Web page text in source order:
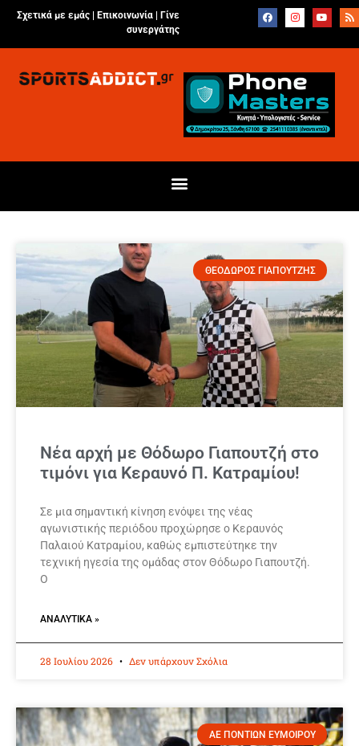
Σχετικά με εμάς | Επικοινωνία
Γίνε
συνεργάτης
ΘΕΟΔΩΡΟΣ ΓΙΑΠΟΥΤΖΗΣ
Νέα αρχή με Θόδωρο Γιαπουτζή στο
τιμόνι για Κεραυνό Π. Κατραμίου!
Σε μια σημαντική κίνηση ενόψει της νέας
αγωνιστικής περιόδου προχώρησε ο Κεραυνός
Παλαιού Κατραμίου, καθώς εμπιστεύτηκε την
τεχνική ηγεσία της ομάδας στον Θόδωρο Γιαπουτζή.
Ο
ΑΝΑΛΥΤΙΚΆ »
28 Ιουλίου 2026 Δεν υπάρχουν Σχόλια
ΑΕ ΠΟΝΤΙΩΝ ΕΥΜΟΙΡΟΥ